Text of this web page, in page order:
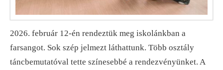
2026. február 12-én rendeztük meg iskolánkban a
farsangot. Sok szép jelmezt láthattunk. Több osztály
táncbemutatóval tette színesebbé a rendezvényünket. A